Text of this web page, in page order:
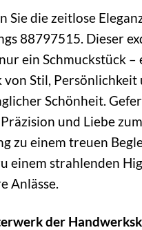
Sie die zeitlose
88797515. Dieser
ein Schmuckstück –
von Stil, Persönlichkeit
Schönheit.
und Liebe
zu einem treuen
einem strahlenden
Anlässe.
der